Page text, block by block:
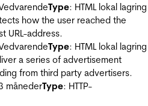
Type: HTML lokal lagring
how the user reached the
URL-address.
Type: HTML lokal lagring
a series of advertisement
from third party advertisers.
månederType: HTTP-